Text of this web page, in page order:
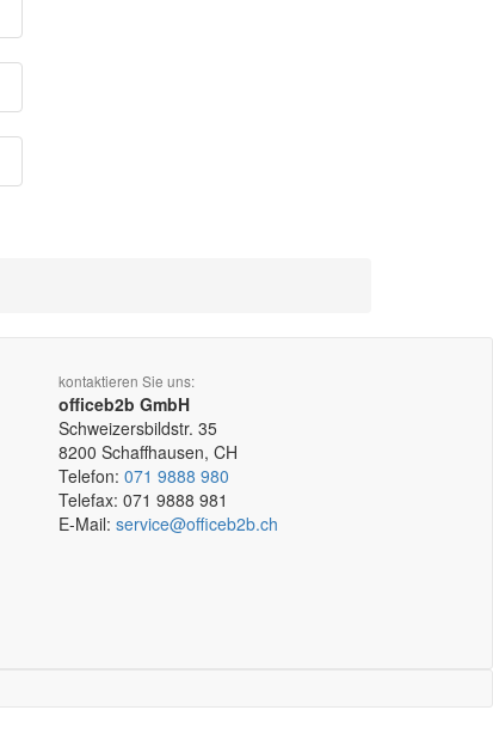
kontaktieren Sie uns:
officeb2b GmbH
Schweizersbildstr. 35
8200 Schaffhausen, CH
Telefon: 071 9888 980
Telefax: 071 9888 981
E-Mail: service@officeb2b.ch